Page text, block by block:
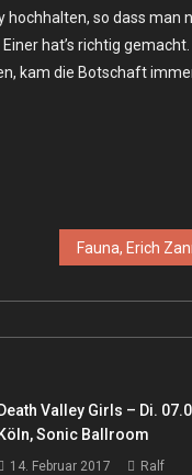
hochhalten, so dass man
hat’s richtig
kam die Botschaft
Death Valley Girls – Di.
Köln, Sonic Ballroom
14. Februar 2017 Ralf